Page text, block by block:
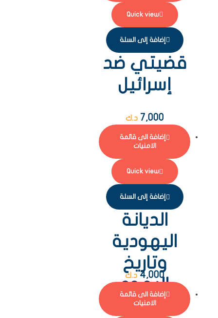
Quick view
إضافة إلى السلة
قضيتي ضد
إسرائيل
7,000 د.ك
إضافة الى قائمة
الامنيات
Quick view
إضافة إلى السلة
الديانة
اليهودية
وتاريخ
اليهود
4,000 د.ك
إضافة الى قائمة
الامنيات